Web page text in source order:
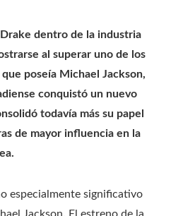
dentro de la industria
al superar uno de los
poseía Michael Jackson,
conquistó un nuevo
todavía más su papel
de mayor influencia en la
especialmente significativo